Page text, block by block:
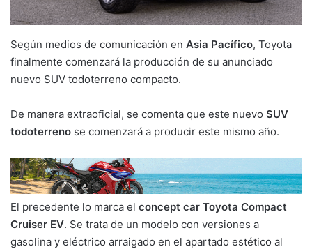
Según medios de comunicación en Asia Pacífico, Toyota
finalmente comenzará la producción de su anunciado
nuevo SUV todoterreno compacto.
De manera extraoficial, se comenta que este nuevo SUV
todoterreno se comenzará a producir este mismo año.
El precedente lo marca el concept car Toyota Compact
Cruiser EV. Se trata de un modelo con versiones a
gasolina y eléctrico arraigado en el apartado estético al